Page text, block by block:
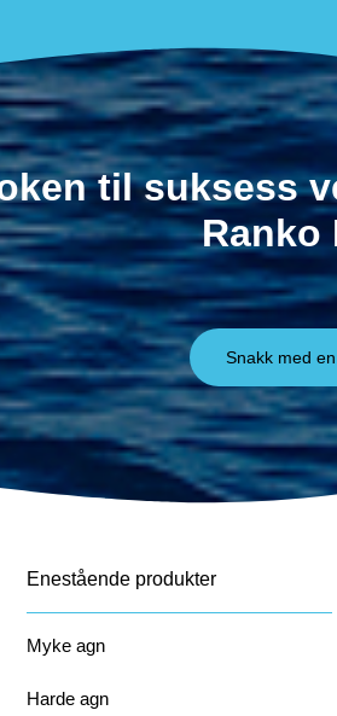
til suksess
Ranko
Snakk med
Enestående produkter
Myke agn
Harde agn